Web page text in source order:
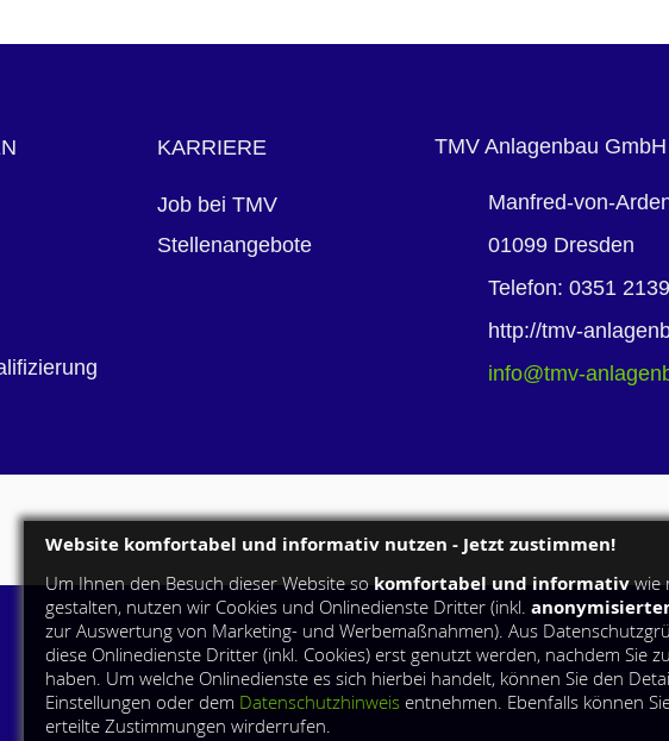
KARRIERE
Job bei TMV
Stellenangebote
TMV Anlagenbau GmbH
Manfred-von-
01099 Dresden
Telefon: 0351
http://tmv-
info@tmv-
Website komfortabel und informativ nutzen - Jetzt zustimmen!
Um Ihnen den Besuch dieser Website sokomfortabel und informativwie
gestalten, nutzen wir Cookies und Onlinedienste Dritter (inkl.
zur Auswertung von Marketing- und Werbemaßnahmen). Aus
diese Onlinedienste Dritter (inkl. Cookies) erst genutzt werden, nachdem Sie
haben. Um welche Onlinedienste es sich hierbei handelt, können Sie den
Einstellungen oder dem Datenschutzhinweis entnehmen. Ebenfalls können
erteilte Zustimmungen wirderrufen.